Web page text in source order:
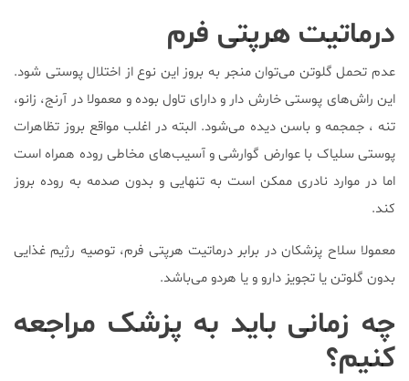
درماتیت هرپتی فرم
عدم تحمل گلوتن می‌توان منجر به بروز این نوع از اختلال پوستی شود.
این راش‌های پوستی خارش دار و دارای تاول بوده و معمولا در آرنج، زانو،
تنه ، جمجمه و باسن دیده می‌شود. البته در اغلب مواقع بروز تظاهرات
پوستی سلیاک با عوارض گوارشی و آسیب‌های مخاطی روده همراه است
اما در موارد نادری ممکن است به تنهایی و بدون صدمه به روده بروز
کند.
معمولا سلاح پزشکان در برابر درماتیت هرپتی فرم، توصیه رژیم غذایی
بدون گلوتن یا تجویز دارو و یا هردو می‌باشد.
چه زمانی باید به پزشک مراجعه
کنیم؟